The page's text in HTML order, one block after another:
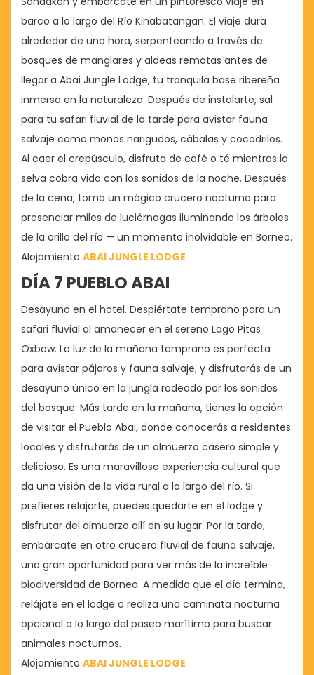
barco a lo largo del Río Kinabatangan. El viaje dura
alrededor de una hora, serpenteando a través de
bosques de manglares y aldeas remotas antes de
llegar a Abai Jungle Lodge, tu tranquila base ribereña
inmersa en la naturaleza. Después de instalarte, sal
para tu safari fluvial de la tarde para avistar fauna
salvaje como monos narigudos, cábalas y cocodrilos.
Al caer el crepúsculo, disfruta de café o té mientras la
selva cobra vida con los sonidos de la noche. Después
de la cena, toma un mágico crucero nocturno para
presenciar miles de luciérnagas iluminando los árboles
de la orilla del río — un momento inolvidable en Borneo.
Alojamiento ABAI JUNGLE LODGE
DÍA 7 PUEBLO ABAI
Desayuno en el hotel. Despiértate temprano para un
safari fluvial al amanecer en el sereno Lago Pitas
Oxbow. La luz de la mañana temprano es perfecta
para avistar pájaros y fauna salvaje, y disfrutarás de un
desayuno único en la jungla rodeado por los sonidos
del bosque. Más tarde en la mañana, tienes la opción
de visitar el Pueblo Abai, donde conocerás a residentes
locales y disfrutarás de un almuerzo casero simple y
delicioso. Es una maravillosa experiencia cultural que
da una visión de la vida rural a lo largo del río. Si
prefieres relajarte, puedes quedarte en el lodge y
disfrutar del almuerzo allí en su lugar. Por la tarde,
embárcate en otro crucero fluvial de fauna salvaje,
una gran oportunidad para ver más de la increíble
biodiversidad de Borneo. A medida que el día termina,
relájate en el lodge o realiza una caminata nocturna
opcional a lo largo del paseo marítimo para buscar
animales nocturnos.
Alojamiento ABAI JUNGLE LODGE